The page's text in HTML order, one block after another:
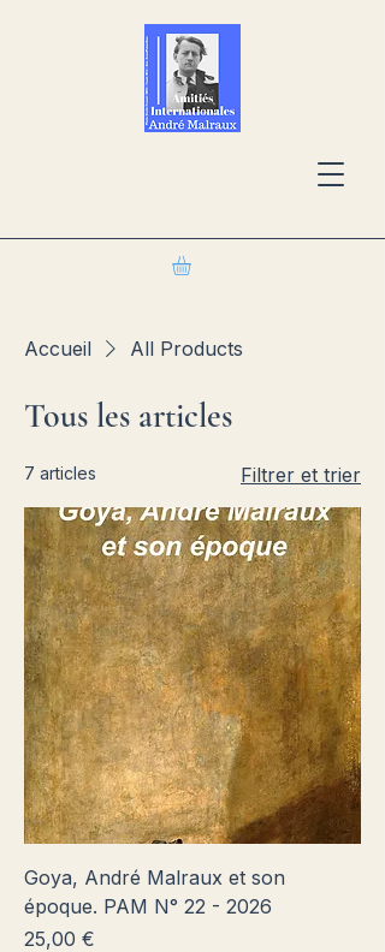
Accueil All Products
Tous les articles
7 articles Filtrer et trier
Goya, André Malraux et son
époque. PAM N° 22 - 2026
Prix
25,00 €